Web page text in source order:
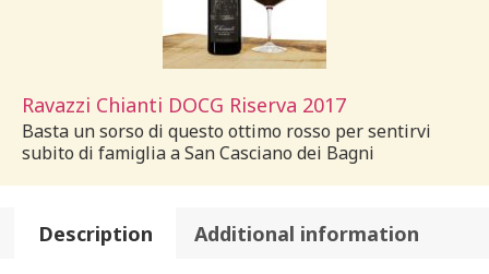
Ravazzi Chianti DOCG Riserva 2017
Basta un sorso di questo ottimo rosso per sentirvi
subito di famiglia a San Casciano dei Bagni
Description Additional information